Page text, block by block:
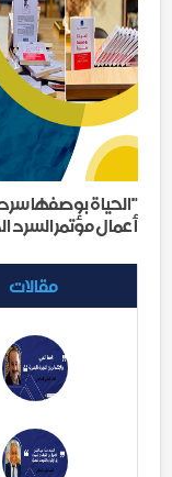
"الحياة بوصفها
أعمال مؤتمر السرد
مقالات